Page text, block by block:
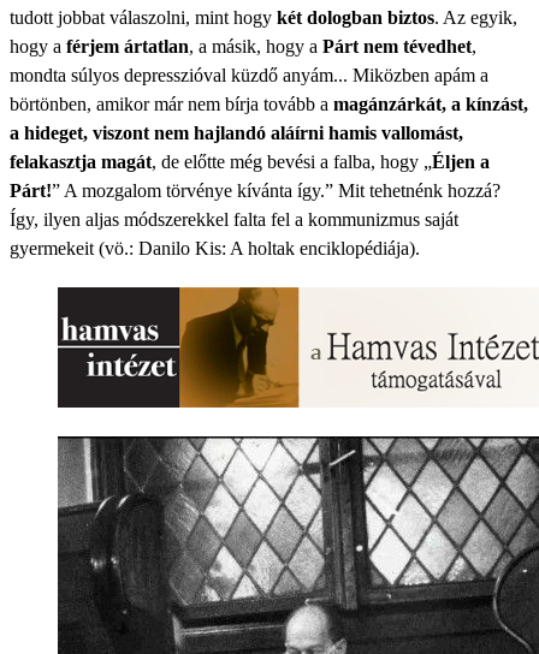
tudott jobbat válaszolni, mint hogy két dologban biztos. Az egyik,
hogy a férjem ártatlan, a másik, hogy a Párt nem tévedhet,
mondta súlyos depresszióval küzdő anyám... Miközben apám a
börtönben, amikor már nem bírja tovább a magánzárkát, a kínzást,
a hideget, viszont nem hajlandó aláírni hamis vallomást,
felakasztja magát, de előtte még bevési a falba, hogy „Éljen a
Párt!” A mozgalom törvénye kívánta így.” Mit tehetnénk hozzá?
Így, ilyen aljas módszerekkel falta fel a kommunizmus saját
gyermekeit (vö.: Danilo Kis: A holtak enciklopédiája).